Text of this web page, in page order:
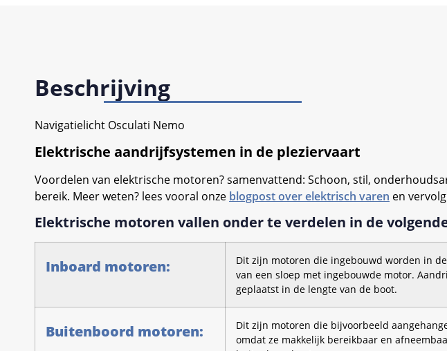
Beschrijving
Navigatielicht Osculati Nemo
Elektrische aandrijfsystemen in de pleziervaart
Voordelen van elektrische motoren? samenvattend: Schoon, stil,
bereik. Meer weten? lees vooral onze blogpost over elektrisch varen en
Elektrische motoren vallen onder te verdelen in de
Inboard motoren:
Dit zijn motoren die ingebouwd worden in
van een sloep met ingebouwde motor.
geplaatst in de lengte van de boot.
Buitenboord motoren:
Dit zijn motoren die bijvoorbeeld
omdat ze makkelijk bereikbaar en